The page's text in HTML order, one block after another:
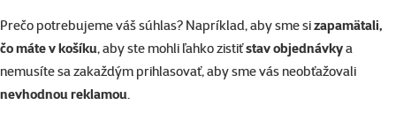
Prečo potrebujeme váš súhlas? Napríklad, aby sme sizapamätali,
čo máte v košíku, aby ste mohli ľahko zistiťstav objednávkya
nemusíte sa zakaždým prihlasovať, aby sme vás neobťažovali
nevhodnou reklamou.
Trenčianska 2740/70, Nové Mesto nad Váhom
zajtra od 10:00
Nové Zámky Stop Shop